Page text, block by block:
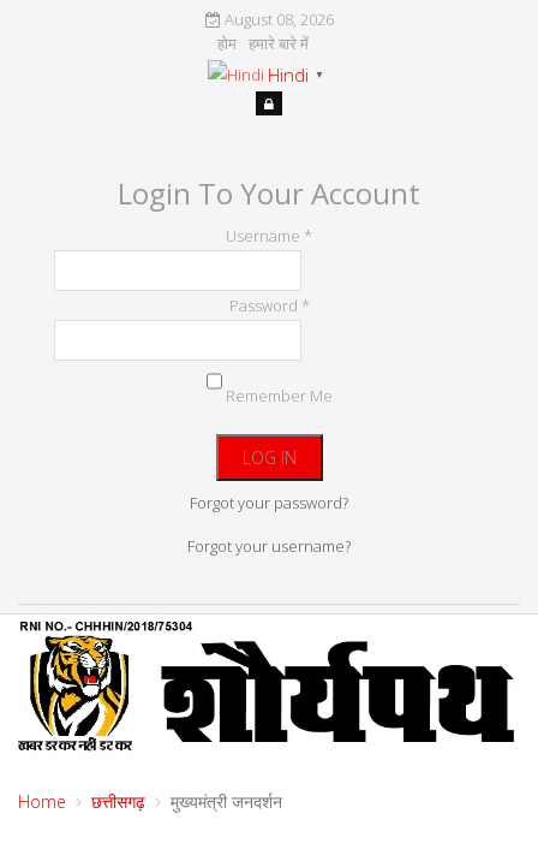
August 08, 2026
होम हमारे बारे में
Hindi ▼
Login To Your Account
Username *
Password *
Remember Me
Forgot your password?
Forgot your username?
Home छत्तीसगढ़ मुख्यमंत्री जनदर्शन